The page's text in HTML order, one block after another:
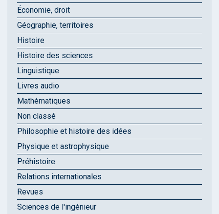
Économie, droit
Géographie, territoires
Histoire
Histoire des sciences
Linguistique
Livres audio
Mathématiques
Non classé
Philosophie et histoire des idées
Physique et astrophysique
Préhistoire
Relations internationales
Revues
Sciences de l'ingénieur